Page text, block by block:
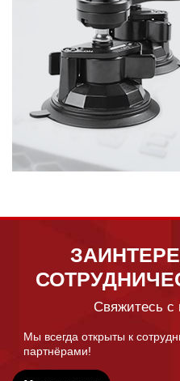
Свяжитесь с
Мы всегда открыты к
партнёрами!